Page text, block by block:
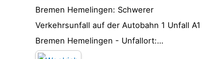
Bremen Hemelingen: Schwerer
Verkehrsunfall auf der Autobahn 1 Unfall A1
Bremen Hemelingen - Unfallort:…